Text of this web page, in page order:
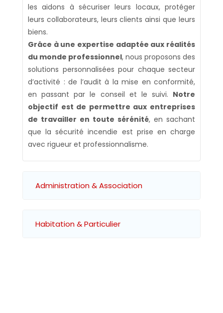
les aidons à sécuriser leurs locaux, protéger
leurs collaborateurs, leurs clients ainsi que leurs
biens.
Grâce à une expertise adaptée aux réalités
du monde professionnel, nous proposons des
solutions personnalisées pour chaque secteur
d’activité : de l’audit à la mise en conformité,
en passant par le conseil et le suivi. Notre
objectif est de permettre aux entreprises
de travailler en toute sérénité, en sachant
que la sécurité incendie est prise en charge
avec rigueur et professionnalisme.
Administration & Association
Habitation & Particulier